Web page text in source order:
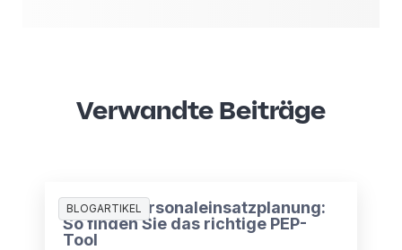
Verwandte Beiträge
BLOGARTIKEL
Digitale Personaleinsatzplanung:
So finden Sie das richtige PEP-
Tool